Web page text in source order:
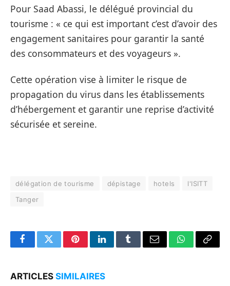
Pour Saad Abassi, le délégué provincial du
tourisme : « ce qui est important c’est d’avoir des
engagement sanitaires pour garantir la santé
des consommateurs et des voyageurs ».
Cette opération vise à limiter le risque de
propagation du virus dans les établissements
d’hébergement et garantir une reprise d’activité
sécurisée et sereine.
délégation de tourisme dépistage hotels
l'ISITT
Tanger
FacebookTwitterPinterestLinkedInTumblrEmail WhatsApp
Copy
ARTICLES SIMILAIRES